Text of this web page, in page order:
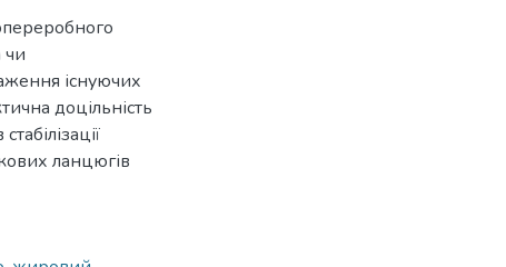
чи
існуючих
доцільність
ланцюгів